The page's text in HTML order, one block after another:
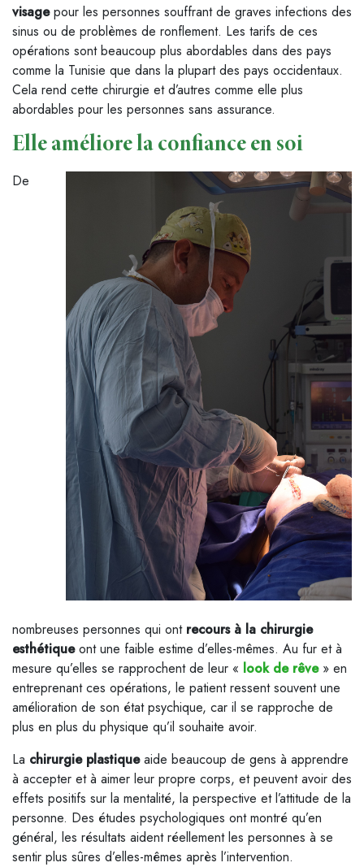
visagepour les personnes souffrant de graves infections des
sinus ou de problèmes de ronflement. Les tarifs de ces
opérations sont beaucoup plus abordables dans des pays
comme la Tunisie que dans la plupart des pays occidentaux.
Cela rend cette chirurgie et d’autres comme elle plus
abordables pour les personnes sans assurance.
Elle améliore la confiance en soi
De
nombreuses personnes qui ont recours à la chirurgie
esthétiqueont une faible estime d’elles-mêmes. Au fur et à
mesure qu’elles se rapprochent de leur « look de rêve» en
entreprenant ces opérations, le patient ressent souvent une
amélioration de son état psychique, car il se rapproche de
plus en plus du physique qu’il souhaite avoir.
La chirurgie plastiqueaide beaucoup de gens à apprendre
à accepter et à aimer leur propre corps, et peuvent avoir des
effets positifs sur la mentalité, la perspective et l’attitude de la
personne. Des études psychologiques ont montré qu’en
général, les résultats aident réellement les personnes à se
sentir plus sûres d’elles-mêmes après l’intervention.